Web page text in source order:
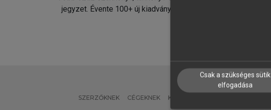
jegyzet. Évente 100+ új kiadvány.
SZERZŐKNEK CÉGEKNEK KÖNYVTÁROSOKNAK
Csak a szükséges sütik
elfogadása